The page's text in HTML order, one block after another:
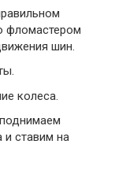
фломастером
шин.
колеса.
ставим на